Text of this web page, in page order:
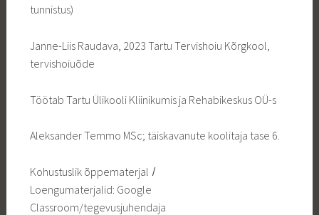
tunnistus)
Janne-Liis Raudava, 2023 Tartu Tervishoiu Kõrgkool,
tervishoiuõde
Töötab Tartu Ülikooli Kliinikumis ja Rehabikeskus OÜ-s
Aleksander Temmo MSc; täiskavanute koolitaja tase 6.
Kohustuslik õppematerjal ̸
Loengumaterjalid: Google
Classroom/tegevusjuhendaja